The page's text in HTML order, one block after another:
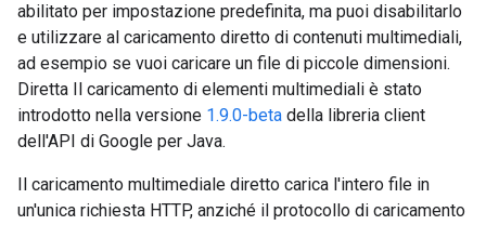
abilitato per impostazione predefinita, ma puoi disabilitarlo
e utilizzare al caricamento diretto di contenuti multimediali,
ad esempio se vuoi caricare un file di piccole dimensioni.
Diretta Il caricamento di elementi multimediali è stato
introdotto nella versione 1.9.0-beta della libreria client
dell'API di Google per Java.
Il caricamento multimediale diretto carica l'intero file in
un'unica richiesta HTTP, anziché il protocollo di caricamento